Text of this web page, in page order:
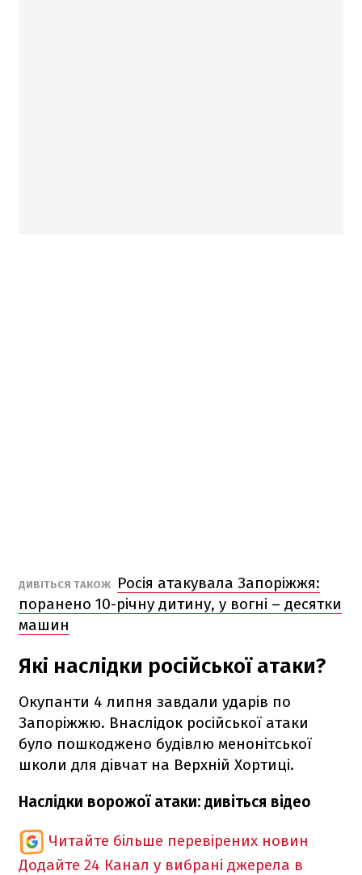
ДИВІТЬСЯ ТАКОЖ
Росія атакувала Запоріжжя:
поранено 10-річну дитину, у вогні – десятки
машин
Які наслідки російської атаки?
Окупанти 4 липня завдали ударів по
Запоріжжю. Внаслідок російської атаки
було пошкоджено будівлю менонітської
школи для дівчат на Верхній Хортиці.
Наслідки ворожої атаки: дивіться відео
Читайте більше перевірених новин
Додайте 24 Канал у вибрані джерела в